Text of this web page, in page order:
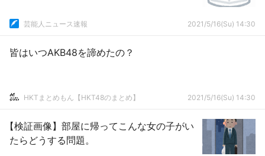
芸能人ニュース速報 2021/5/16(Su) 14:30
皆はいつAKB48を諦めたの？
HKTまとめもん【HKT48のまとめ】 2021/5/16(Su) 14:30
【検証画像】部屋に帰ってこんな女の子がい
たらどうする問題。